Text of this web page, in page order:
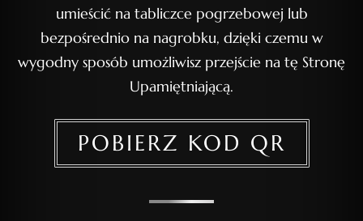
umieścić na tabliczce pogrzebowej lub
bezpośrednio na nagrobku, dzięki czemu w
wygodny sposób umożliwisz przejście na tę Stronę
Upamiętniającą.
POBIERZ KOD QR